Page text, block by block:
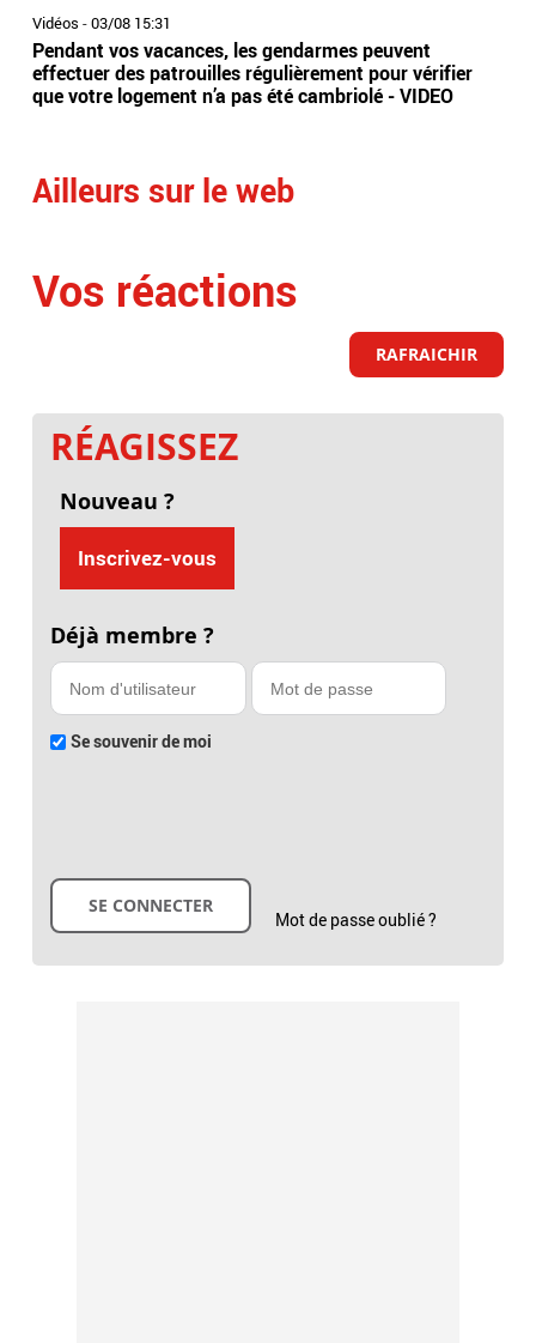
Vidéos -03/08 15:31
Pendant vos vacances, les gendarmes peuvent
effectuer des patrouilles régulièrement pour vérifier
que votre logement n’a pas été cambriolé - VIDEO
Ailleurs sur le web
Vos réactions
RAFRAICHIR
RÉAGISSEZ
Nouveau ?
Inscrivez-vous
Déjà membre ?
Se souvenir de moi
Mot de passe oublié ?